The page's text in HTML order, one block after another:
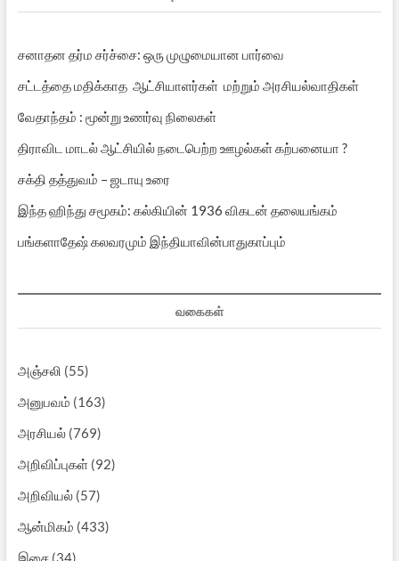
சனாதன தர்ம சர்ச்சை: ஒரு முழுமையான பார்வை
சட்டத்தை மதிக்காத ஆட்சியாளர்கள் மற்றும் அரசியல்வாதிகள்
வேதாந்தம் : மூன்று உணர்வு நிலைகள்
திராவிட மாடல் ஆட்சியில் நடைபெற்ற ஊழல்கள் கற்பனையா ?
சக்தி தத்துவம் – ஜடாயு உரை
இந்த ஹிந்து சமூகம்: கல்கியின் 1936 விகடன் தலையங்கம்
பங்களாதேஷ் கலவரமும் இந்தியாவின்பாதுகாப்பும்
வகைகள்
அஞ்சலி (55)
அனுபவம் (163)
அரசியல்(769)
அறிவிப்புகள்(92)
அறிவியல்(57)
ஆன்மிகம் (433)
இசை(34)